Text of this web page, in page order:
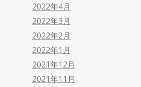
2022年4月
2022年3月
2022年2月
2022年1月
2021年12月
2021年11月